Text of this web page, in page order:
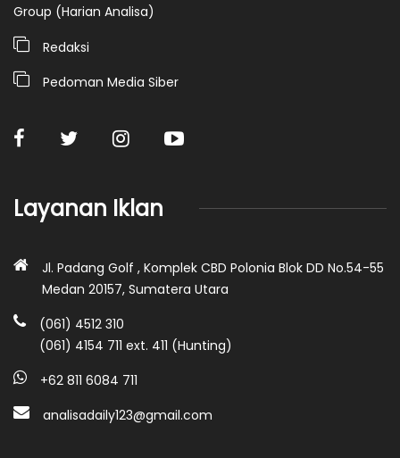
Group (Harian Analisa)
Redaksi
Pedoman Media Siber
Layanan Iklan
Jl. Padang Golf , Komplek CBD Polonia Blok DD No.54-55
Medan 20157, Sumatera Utara
(061) 4512 310
(061) 4154 711 ext. 411 (Hunting)
+62 811 6084 711
analisadaily123@gmail.com